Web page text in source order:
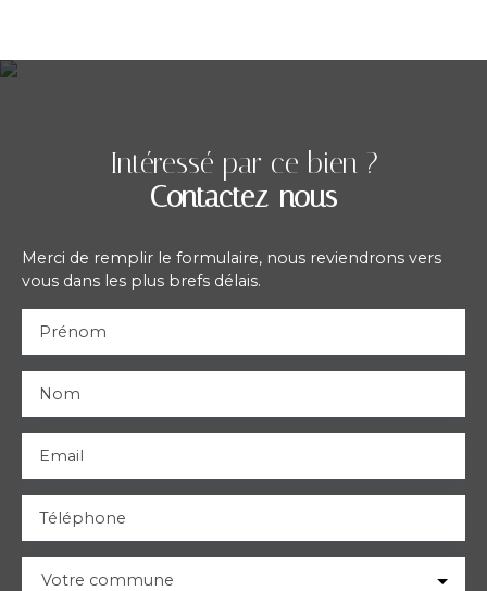
Intéressé par ce bien ?
Contactez-nous
Merci de remplir le formulaire, nous reviendrons vers
vous dans les plus brefs délais.
Prénom
Nom
Email
Téléphone
Votre commune